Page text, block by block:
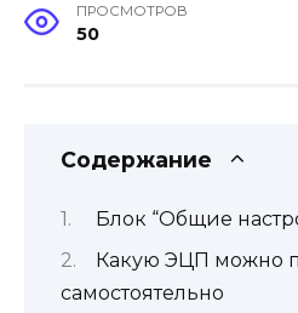
ПРОСМОТРОВ
50
Содержание
Блок “Общие
Какую ЭЦП можно
самостоятельно